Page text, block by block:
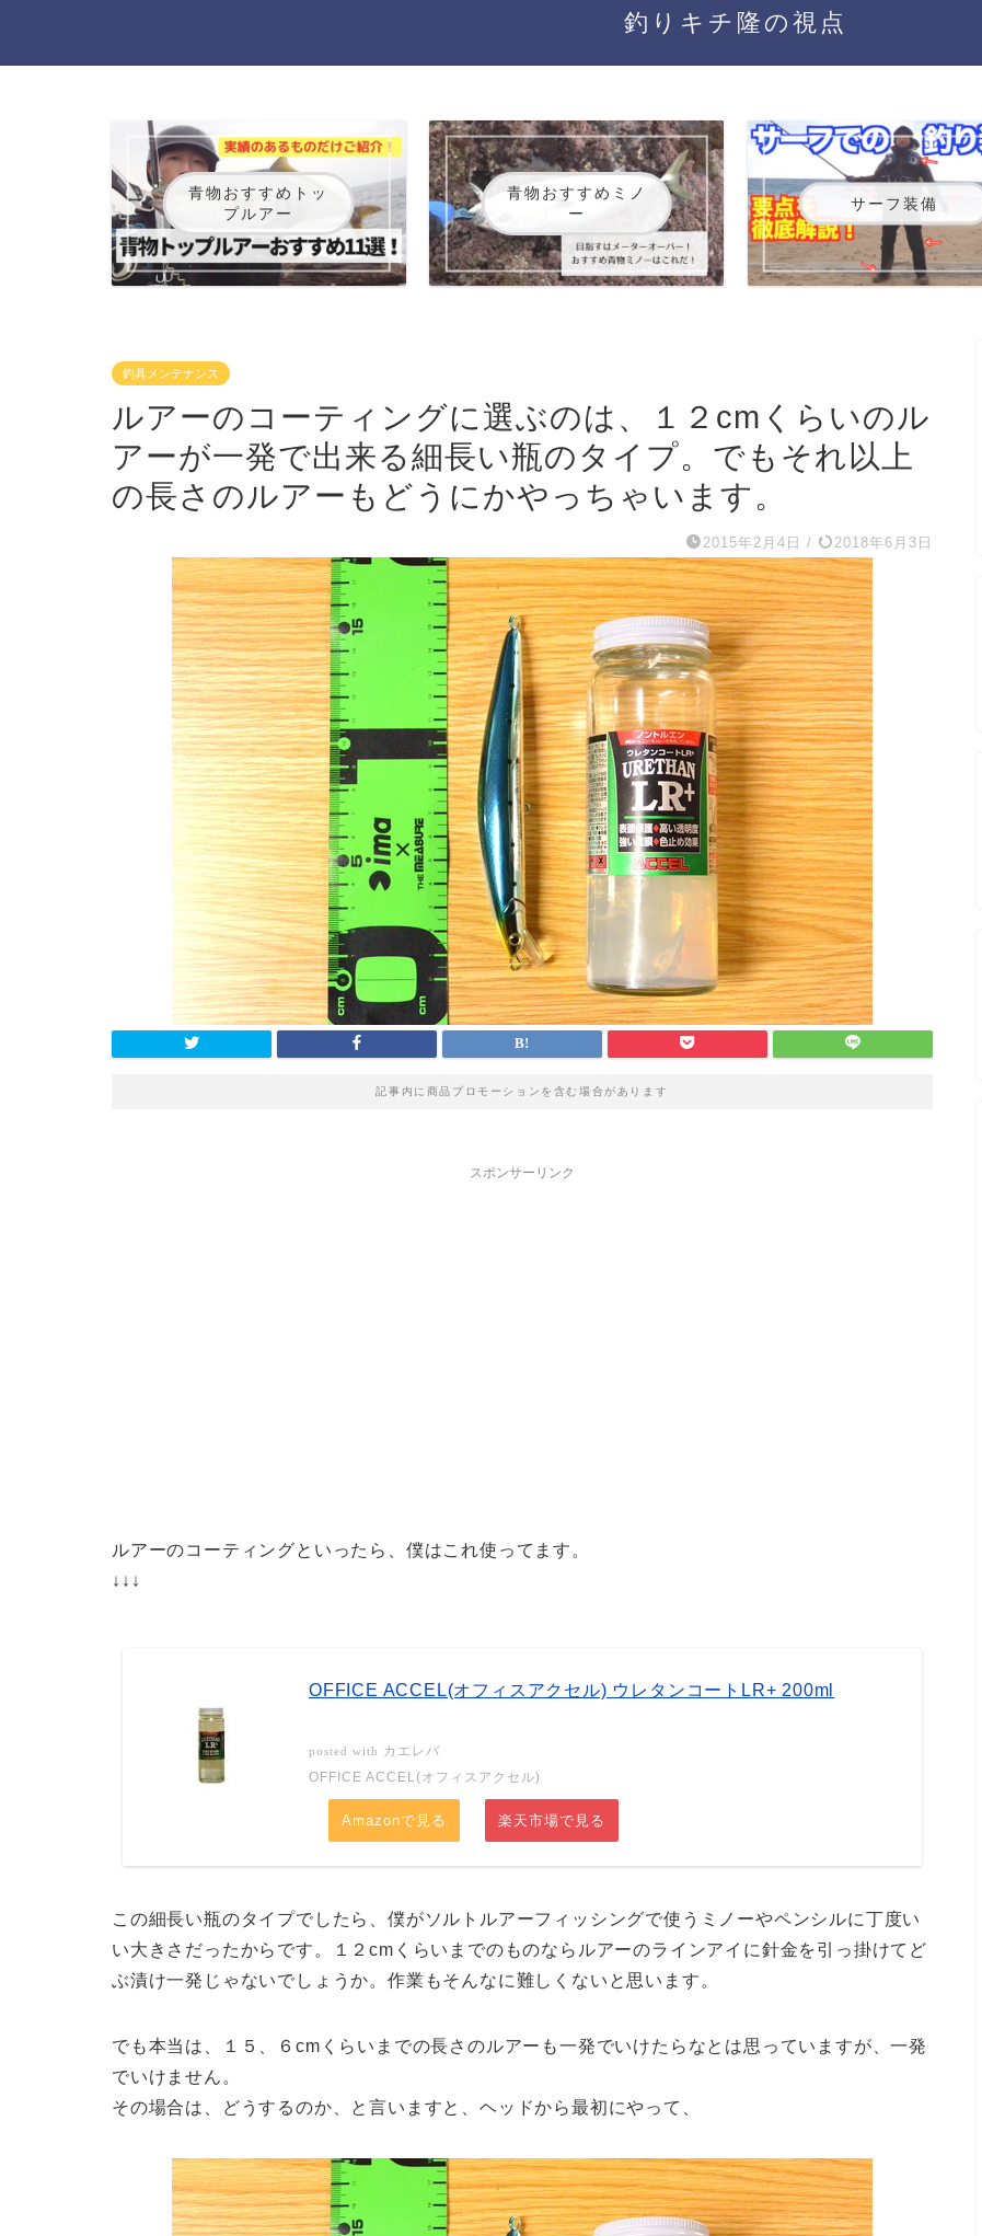
釣りキチ隆の視点
青物おすすめトッ
プルアー
青物おすすめミノ
ー
サーフ装備
釣具メンテナンス
ルアーのコーティングに選ぶのは、１２cmくらいのル
アーが一発で出来る細長い瓶のタイプ。でもそれ以上
の長さのルアーもどうにかやっちゃいます。
2015年2月4日 / 2018年6月3日
記事内に商品プロモーションを含む場合があります
スポンサーリンク
ルアーのコーティングといったら、僕はこれ使ってます。
↓↓↓
OFFICE ACCEL(オフィスアクセル) ウレタンコートLR+ 200ml
posted with カエレバ
OFFICE ACCEL(オフィスアクセル)
Amazonで見る 楽天市場で見る
この細長い瓶のタイプでしたら、僕がソルトルアーフィッシングで使うミノーやペンシルに丁度い
い大きさだったからです。１２cmくらいまでのものならルアーのラインアイに針金を引っ掛けてど
ぶ漬け一発じゃないでしょうか。作業もそんなに難しくないと思います。
でも本当は、１５、６cmくらいまでの長さのルアーも一発でいけたらなとは思っていますが、一発
でいけません。
その場合は、どうするのか、と言いますと、ヘッドから最初にやって、